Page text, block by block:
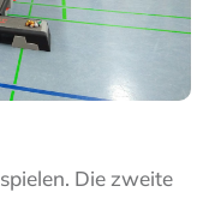
spielen. Die zweite